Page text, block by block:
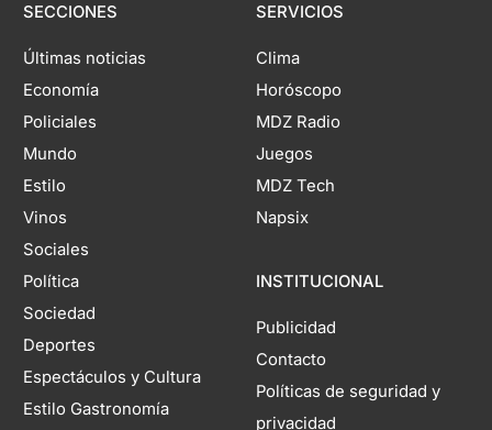
SECCIONES
Últimas noticias
Economía
Policiales
Mundo
Estilo
Vinos
Sociales
Política
Sociedad
Deportes
Espectáculos y Cultura
Estilo Gastronomía
SERVICIOS
Clima
Horóscopo
MDZ Radio
Juegos
MDZ Tech
Napsix
INSTITUCIONAL
Publicidad
Contacto
Políticas de seguridad y
privacidad